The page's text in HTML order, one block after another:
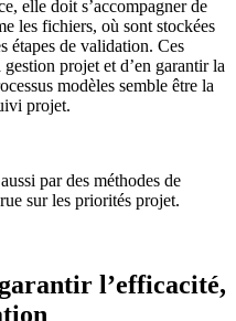
elle doit s’accompagner de
les fichiers, où sont stockées
étapes de validation. Ces
projet et d’en garantir la
modèles semble être la
projet.
par des méthodes de
sur les priorités projet.
l’efficacité,